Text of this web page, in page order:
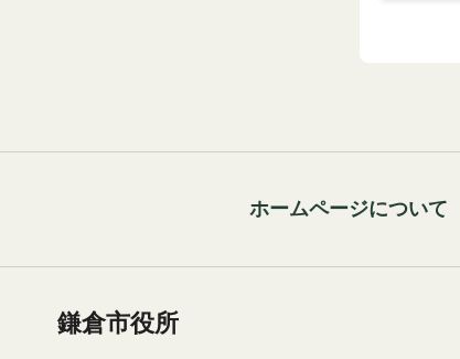
ホームページについて
鎌倉市役所